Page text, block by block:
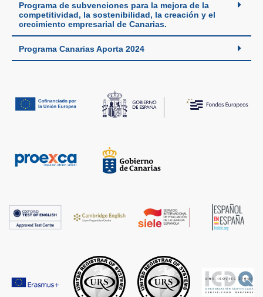
Programa de subvenciones para la mejora de la
competitividad, la sostenibilidad, la creación y el
crecimiento empresarial de Canarias.
Programa Canarias Aporta 2024